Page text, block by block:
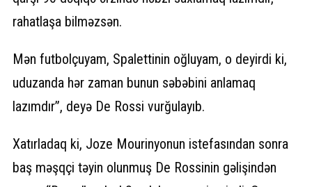
rahatlaşa bilməzsən.
Mən futbolçuyam, Spalettinin oğluyam, o deyirdi ki,
uduzanda hər zaman bunun səbəbini anlamaq
lazımdır”, deyə De Rossi vurğulayıb.
Xatırladaq ki, Joze Mourinyonun istefasından sonra
baş məşqçi təyin olunmuş De Rossinin gəlişindən